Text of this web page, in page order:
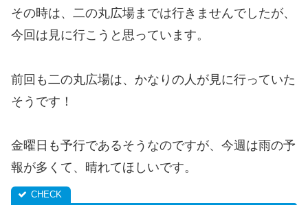
その時は、二の丸広場までは行きませんでしたが、
今回は見に行こうと思っています。
前回も二の丸広場は、かなりの人が見に行っていた
そうです！
金曜日も予行であるそうなのですが、今週は雨の予
報が多くて、晴れてほしいです。